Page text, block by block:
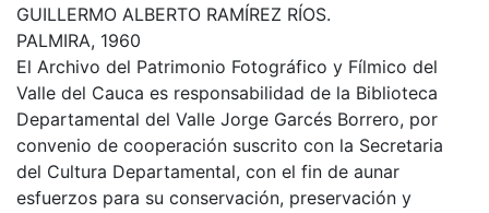
GUILLERMO ALBERTO RAMÍREZ RÍOS.
PALMIRA, 1960
El Archivo del Patrimonio Fotográfico y Fílmico del
Valle del Cauca es responsabilidad de la Biblioteca
Departamental del Valle Jorge Garcés Borrero, por
convenio de cooperación suscrito con la Secretaria
del Cultura Departamental, con el fin de aunar
esfuerzos para su conservación, preservación y